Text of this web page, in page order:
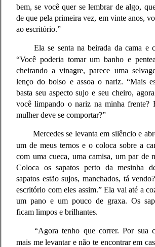
bem, se você quer se lembrar de algo,
de que pela primeira vez, em vinte anos,
ao escritório.”
Ela se senta na beirada da cama e
“Você poderia tomar um banho e
cheirando a vinagre, parece uma
lenço do bolso e assoa o nariz. “Mais
basta seu aspecto sujo e seu cheiro,
você limpando o nariz na minha frente?
mulher deve se comportar?”
Mercedes se levanta em silêncio e
um de meus ternos e o coloca sobre a
com uma cueca, uma camisa, um par de
Coloca os sapatos perto da mesinha
sapatos estão sujos, manchados, tá
escritório com eles assim.” Ela vai até a
um pano e um pouco de graxa. Os
ficam limpos e brilhantes.
“Agora tenho que correr. Por sua
mais me levantar e não te encontrar em